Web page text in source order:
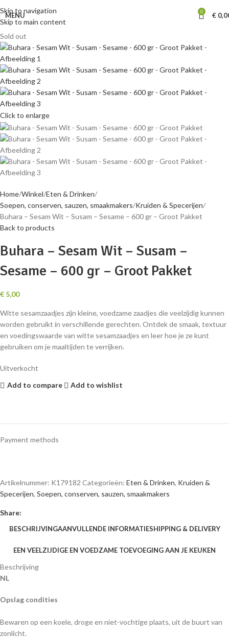
Skip to navigation
Skip to main content
MENU 0 €
Sold out
Click to enlarge
Home Winkel Eten & Drinken
Soepen, conserven, sauzen, smaakmakers Kruiden & Specerijen
Buhara – Sesam Wit – Susam – Sesame – 600 gr – Groot Pakket
Back to products
Buhara – Sesam Wit – Susam –
Sesame – 600 gr – Groot Pakket
€ 5,00
Witte sesamzaadjes zijn kleine, voedzame zaadjes die veelzijdig kunnen
worden gebruikt in verschillende gerechten. Ontdek de smaak, textuur
en voedingswaarde van witte sesamzaadjes en leer hoe je ze kunt
gebruiken om je maaltijden te verrijken.
Uitverkocht
Add to compare
Add to wishlist
Payment methods
Artikelnummer: K179182 Categorieën: Eten & Drinken, Kruiden &
Specerijen, Soepen, conserven, sauzen, smaakmakers
Share:
BESCHRIJVINGAANVULLENDE INFORMATIESHIPPING & DELIVERY
EEN VEELZIJDIGE EN VOEDZAME TOEVOEGING AAN JE KEUKEN
Beschrijving
NL
Opslag condities
Bewaren op een koele, droge en niet-vochtige plaats, uit de buurt van
zonlicht.